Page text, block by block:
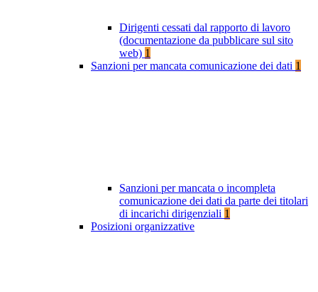
Dirigenti cessati dal rapporto di lavoro
(documentazione da pubblicare sul sito
web) 1
Sanzioni per mancata comunicazione dei dati 1
Sanzioni per mancata o incompleta
comunicazione dei dati da parte dei titolari
di incarichi dirigenziali 1
Posizioni organizzative